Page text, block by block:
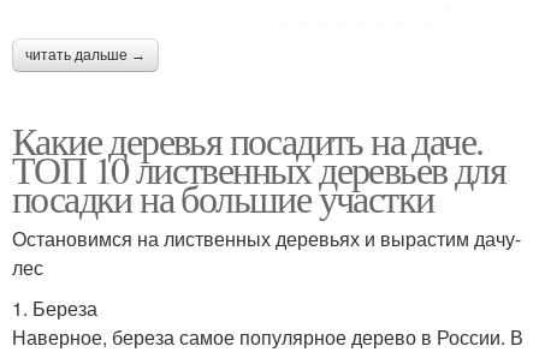
читать дальше →
Какие деревья посадить на даче.
ТОП 10 лиственных деревьев для
посадки на большие участки
Остановимся на лиственных деревьях и вырастим дачу-
лес
1. Береза
Наверное, береза самое популярное дерево в России. В